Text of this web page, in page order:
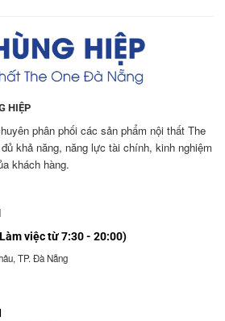
HIỆP
phân phối các sản phẩm nội thất The
khả năng, năng lực tài chính, kinh nghiệm
khách hàng.
việc từ 7:30 - 20:00)
TP. Đà Nẵng